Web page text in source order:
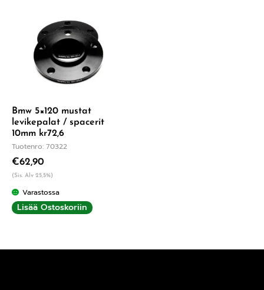
Bmw 5×120 mustat
levikepalat / spacerit
10mm kr72,6
Tuotenro: 70322
€62,90
(Sis. Alv 25,5%)
Varastossa
Lisää Ostoskoriin